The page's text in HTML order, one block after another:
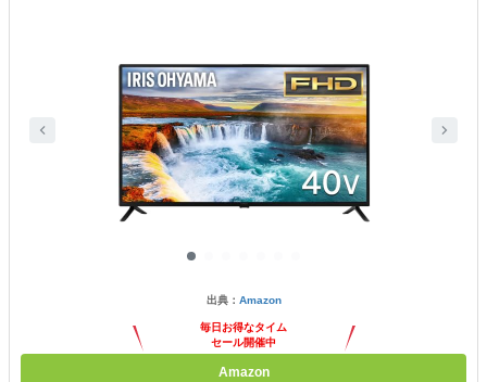
出典： Amazon
毎日お得なタイム
セール開催中
Amazon